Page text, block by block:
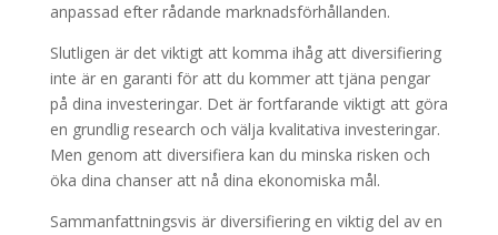
anpassad efter rådande marknadsförhållanden.
Slutligen är det viktigt att komma ihåg att diversifiering
inte är en garanti för att du kommer att tjäna pengar
på dina investeringar. Det är fortfarande viktigt att göra
en grundlig research och välja kvalitativa investeringar.
Men genom att diversifiera kan du minska risken och
öka dina chanser att nå dina ekonomiska mål.
Sammanfattningsvis är diversifiering en viktig del av en